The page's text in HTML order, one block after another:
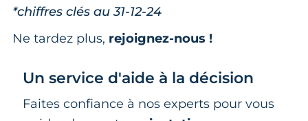
*chiffres clés au 31-12-24
Ne tardez plus, rejoignez-nous !
Un service d'aide à la décision
Faites confiance à nos experts pour vous